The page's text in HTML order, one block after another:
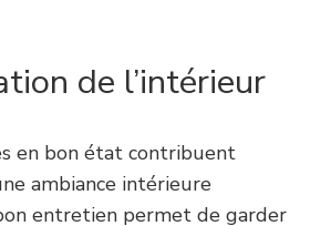
de l’intérieur
en bon état contribuent
ambiance intérieure
entretien permet de garder